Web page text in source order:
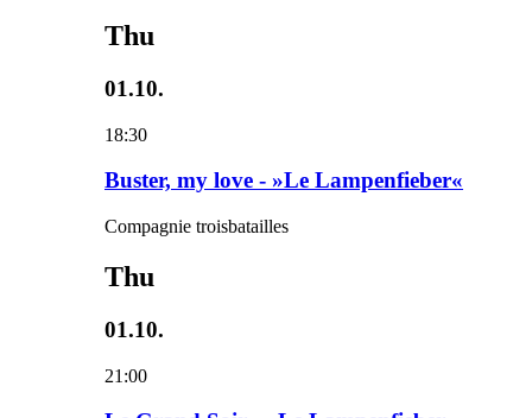
Thu
01.10.
18:30
Buster, my love - »Le Lampenfieber«
Compagnie troisbatailles
Thu
01.10.
21:00